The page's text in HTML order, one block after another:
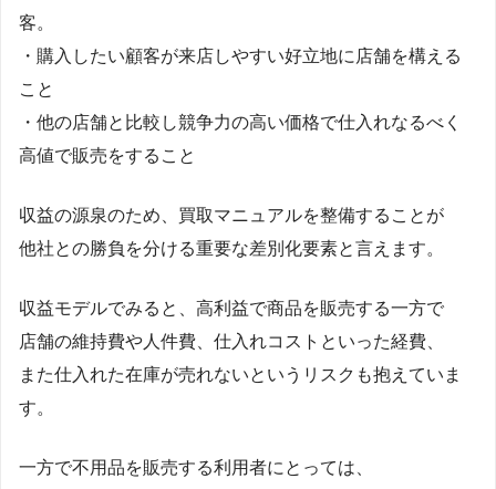
客。
・購入したい顧客が来店しやすい好立地に店舗を構える
こと
・他の店舗と比較し競争力の高い価格で仕入れなるべく
高値で販売をすること
収益の源泉のため、買取マニュアルを整備することが
他社との勝負を分ける重要な差別化要素と言えます。
収益モデルでみると、高利益で商品を販売する一方で
店舗の維持費や人件費、仕入れコストといった経費、
また仕入れた在庫が売れないというリスクも抱えていま
す。
一方で不用品を販売する利用者にとっては、